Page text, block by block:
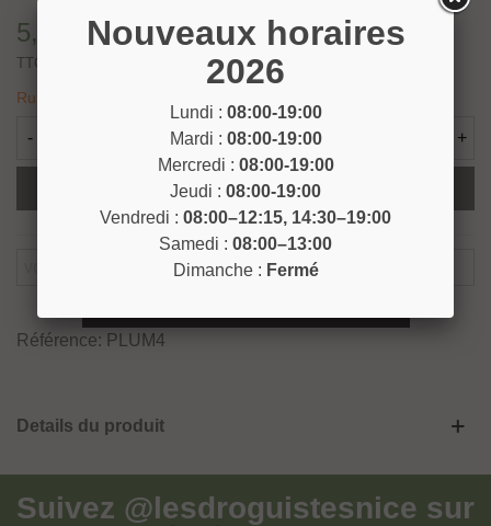
5,00 €
TTC
Rupture de stock
- +
Ajouter Au Panier
Référence: PLUM4
Details du produit
Suivez @lesdroguistesnice sur
Nouveaux horaires
2026
Lundi : 08:00-19:00
Mardi : 08:00-19:00
Mercredi : 08:00-19:00
Jeudi : 08:00-19:00
Vendredi : 08:00–12:15, 14:30–19:00
Samedi : 08:00–13:00
Dimanche : Fermé